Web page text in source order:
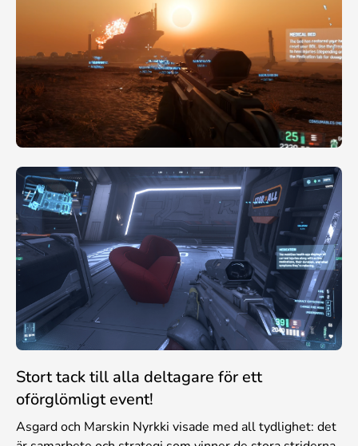
Stort tack till alla deltagare för ett
oförglömligt event!
Asgard och Marskin Nyrkki visade med all tydlighet: det